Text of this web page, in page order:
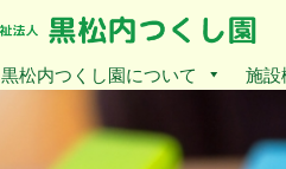
黒松内つくし園について 施設